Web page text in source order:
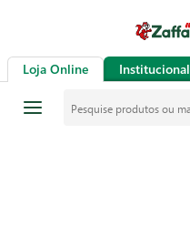
Loja Online Institucional